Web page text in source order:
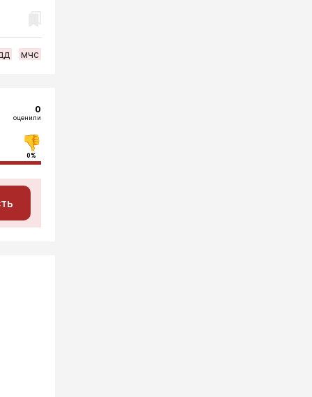
мчс
0
оценили
0%